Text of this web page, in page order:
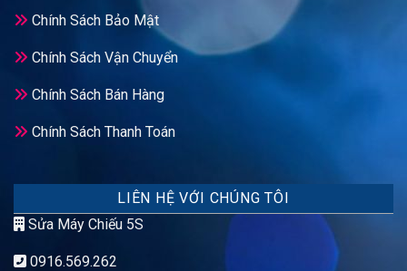
Chính Sách Bảo Mật
Chính Sách Vận Chuyển
Chính Sách Bán Hàng
Chính Sách Thanh Toán
LIÊN HỆ VỚI CHÚNG TÔI
Sửa Máy Chiếu 5S
0916.569.262